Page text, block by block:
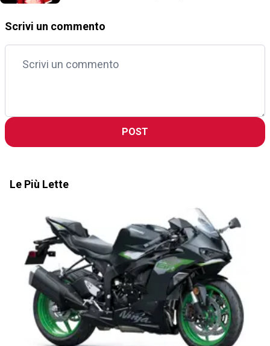
Scrivi un commento
POST
Le Più Lette